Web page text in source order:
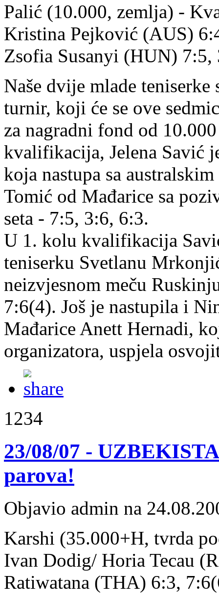
Palić (10.000, zemlja) -
Kristina Pejković (AUS)
Zsofia Susanyi (HUN) 7:5,
Naše dvije mlade
turnir, koji će se ove
za nagradni fond od
kvalifikacija, Jelena Savić
koja nastupa sa
Tomić od Mađarice sa
seta - 7:5, 3:6, 6:3.
U 1. kolu kvalifikacija
teniserku Svetlanu
neizvjesnom meču
7:6(4). Još je nastupila i
Mađarice Anett Hernadi,
organizatora, uspjela
1234
23/08/07 -
parova!
Objavio admin na
Karshi (35.000+H, tvrda
Ivan Dodig/ Horia Tecau
Ratiwatana (THA) 6:3,